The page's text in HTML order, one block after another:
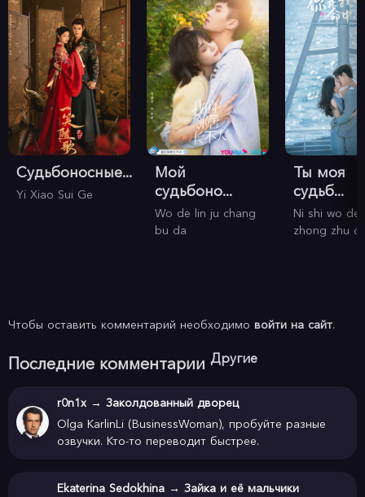
Судьбоносные...
Yi Xiao Sui Ge
Мой
судьбоно...
Wo de lin ju chang
bu da
Ты моя
судьб...
Ni shi wo de
zhong zhu
Чтобы оставить комментарий необходимо войти на сайт.
Последние комментарии Другие
r0n1x → Заколдованный дворец
Olga KarlinLi (BusinessWoman), пробуйте разные
озвучки. Кто-то переводит быстрее.
Ekaterina Sedokhina → Зайка и её мальчики